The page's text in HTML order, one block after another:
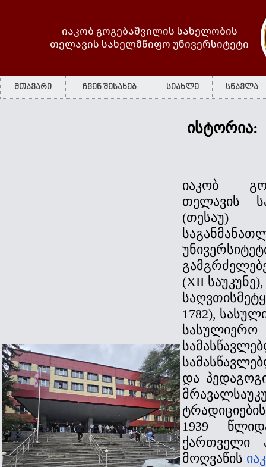
იაკობ გოგებაშვილის სახელობის
თელავის სახელმწიფო უნივერსიტეტი
მთავარი ჩვენ შესახებ სიახლე სწავლა
ისტორია:
იაკობ
თელავის
(თესაუ)
(XII
1782),
სასულიერო
და
1939
ქართველი
მოღვაწის